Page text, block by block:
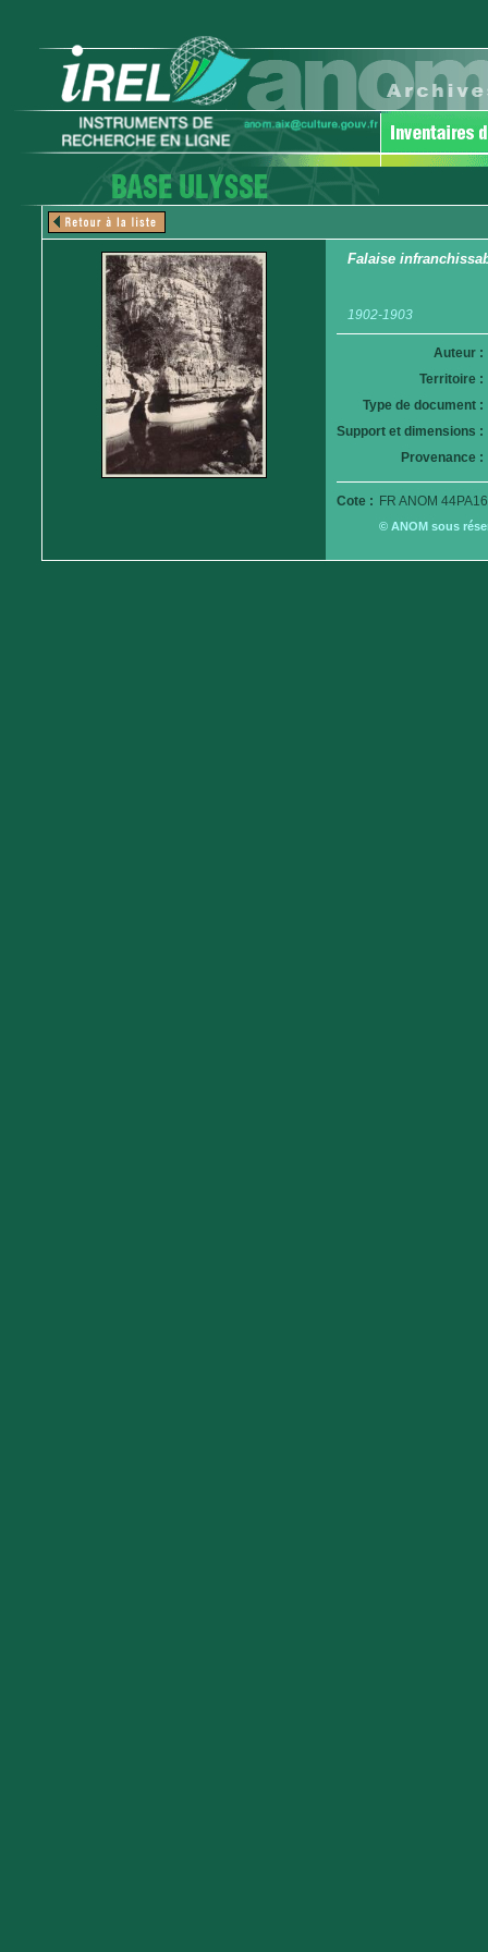
Falaise
1902-1903
Auteur :
Territoire :
Type de document :
Support et dimensions :
Provenance :
Cote : FR ANOM
© ANOM sous